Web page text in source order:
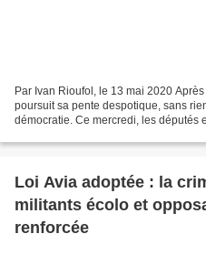
Par Ivan Rioufol, le 13 mai 2020
poursuit sa pente despotique, sans
démocratie. Ce mercredi, les députés
Loi Avia adoptée : la
militants écolo et
renforcée